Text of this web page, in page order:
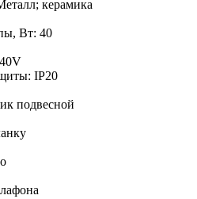
керамика
Вт: 40
IP20
подвесной